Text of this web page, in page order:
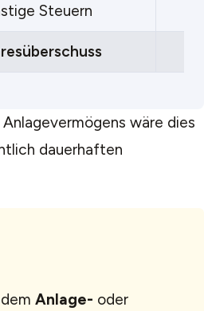
Steuern
wäre dies
dauerhaften
Anlage- oder